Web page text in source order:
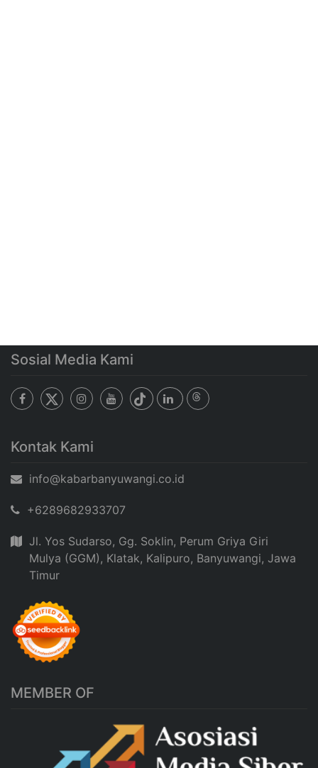
Sosial Media Kami
Kontak Kami
info@kabarbanyuwangi.co.id
+6289682933707
Jl. Yos Sudarso, Gg. Soklin, Perum Griya Giri
Mulya (GGM), Klatak, Kalipuro, Banyuwangi, Jawa
Timur
MEMBER OF